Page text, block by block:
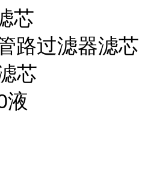
芯
路过滤器滤芯
芯
液